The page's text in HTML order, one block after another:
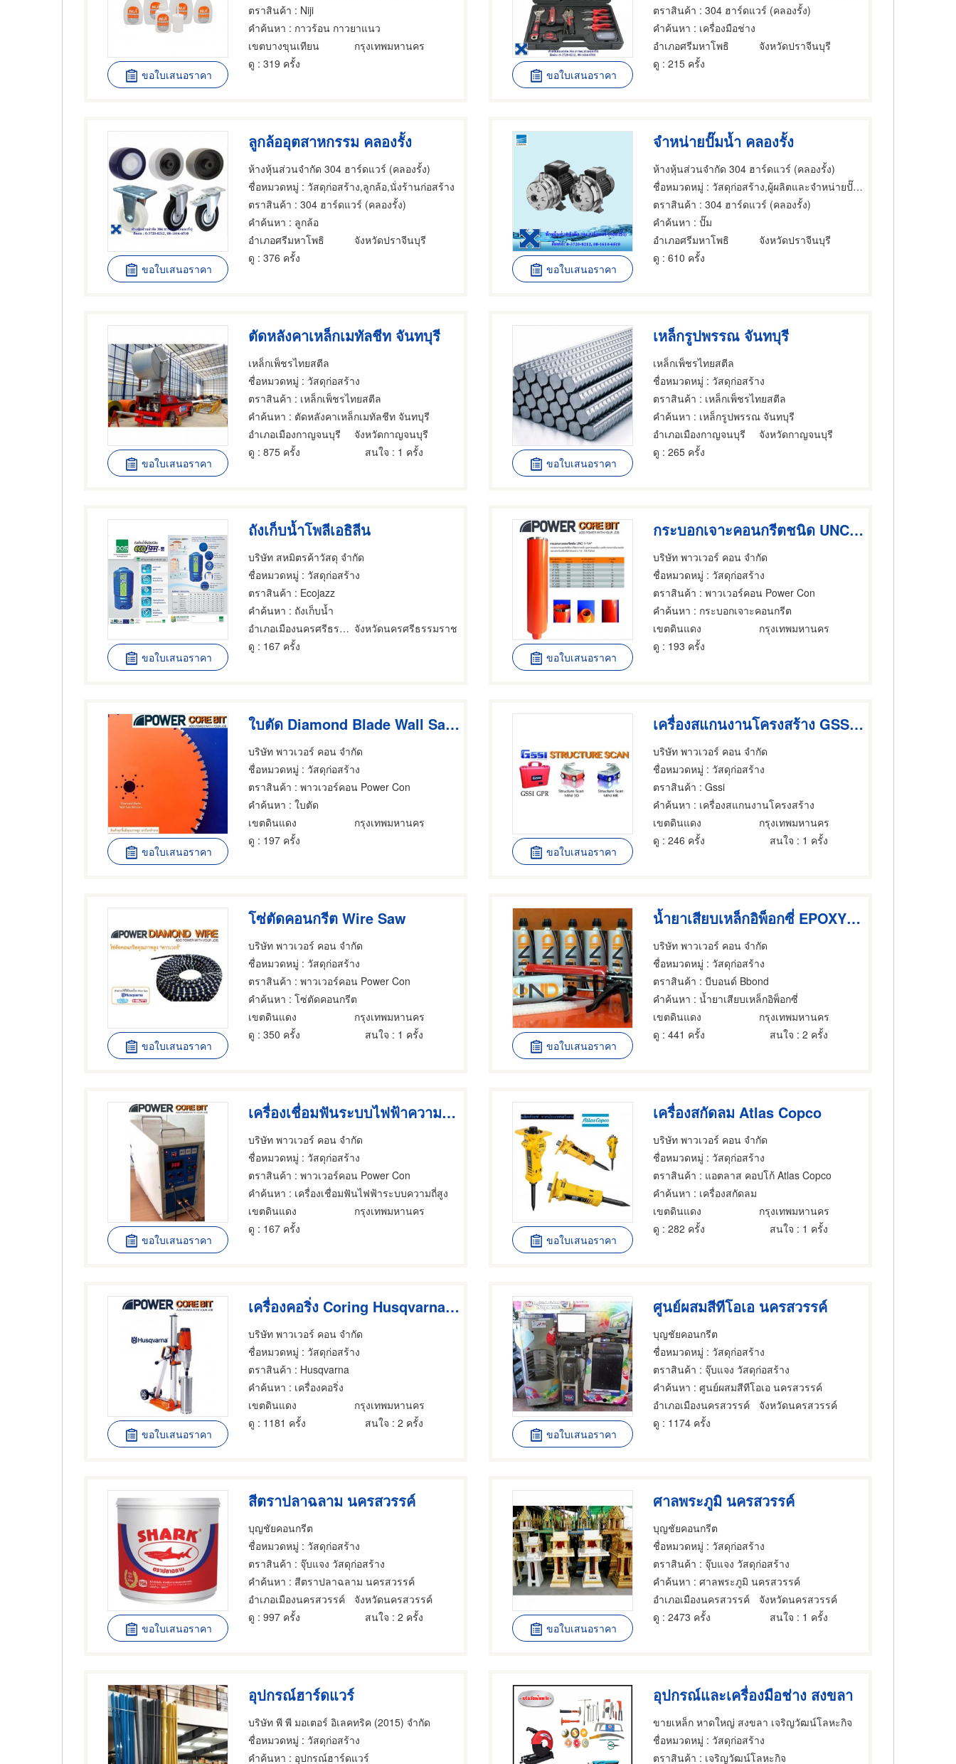
ขอใบเสนอราคา
ตราสินค้า : Niji
คำค้นหา : กาวร้อน กาวยาแนว
เขตบางขุนเทียน
กรุงเทพมหานคร
ดู : 319 ครั้ง
ขอใบเสนอราคา
ตราสินค้า : 304 ฮาร์ดแวร์ (คลองรั้ง)
คำค้นหา : เครื่องมือช่าง
อำเภอศรีมหาโพธิ
จังหวัดปราจีนบุรี
ดู : 215 ครั้ง
ขอใบเสนอราคา
ลูกล้ออุตสาหกรรม คลองรั้ง
ห้างหุ้นส่วนจำกัด 304 ฮาร์ดแวร์ (คลองรั้ง)
ชื่อหมวดหมู่ : วัสดุก่อสร้าง,ลูกล้อ,นั่งร้านก่อสร้าง
ตราสินค้า : 304 ฮาร์ดแวร์ (คลองรั้ง)
คำค้นหา : ลูกล้อ
อำเภอศรีมหาโพธิ
จังหวัดปราจีนบุรี
ดู : 376 ครั้ง
ขอใบเสนอราคา
จำหน่ายปั๊มน้ำ คลองรั้ง
ห้างหุ้นส่วนจำกัด 304 ฮาร์ดแวร์ (คลองรั้ง)
ชื่อหมวดหมู่ : วัสดุก่อสร้าง,ผู้ผลิตและจำหน่ายปั๊ม,เครื่องมือ
ตราสินค้า : 304 ฮาร์ดแวร์ (คลองรั้ง)
คำค้นหา : ปั๊ม
อำเภอศรีมหาโพธิ
จังหวัดปราจีนบุรี
ดู : 610 ครั้ง
ขอใบเสนอราคา
ตัดหลังคาเหล็กเมทัลชีท จันทบุรี
เหล็กเพ็ชรไทยสตีล
ชื่อหมวดหมู่ : วัสดุก่อสร้าง
ตราสินค้า : เหล็กเพ็ชรไทยสตีล
คำค้นหา : ตัดหลังคาเหล็กเมทัลชีท จันทบุรี
อำเภอเมืองกาญจนบุรี
จังหวัดกาญจนบุรี
ดู : 875 ครั้ง สนใจ : 1 ครั้ง
ขอใบเสนอราคา
เหล็กรูปพรรณ จันทบุรี
เหล็กเพ็ชรไทยสตีล
ชื่อหมวดหมู่ : วัสดุก่อสร้าง
ตราสินค้า : เหล็กเพ็ชรไทยสตีล
คำค้นหา : เหล็กรูปพรรณ จันทบุรี
อำเภอเมืองกาญจนบุรี
จังหวัดกาญจนบุรี
ดู : 265 ครั้ง
ขอใบเสนอราคา
ถังเก็บน้ำโพลีเอธิลีน
บริษัท สหมิตรค้าวัสดุ จำกัด
ชื่อหมวดหมู่ : วัสดุก่อสร้าง
ตราสินค้า : Ecojazz
คำค้นหา : ถังเก็บน้ำ
อำเภอเมืองนครศรีธรรมราช จังหวัดนครศรีธรรมราช
ดู : 167 ครั้ง
ขอใบเสนอราคา
กระบอกเจาะคอนกรีตชนิด UNC 1-1/4"
บริษัท พาวเวอร์ คอน จำกัด
ชื่อหมวดหมู่ : วัสดุก่อสร้าง
ตราสินค้า : พาวเวอร์คอน Power Con
คำค้นหา : กระบอกเจาะคอนกรีต
เขตดินแดง
กรุงเทพมหานคร
ดู : 193 ครั้ง
ขอใบเสนอราคา
ใบตัด Diamond Blade Wall Saw 800 mm
บริษัท พาวเวอร์ คอน จำกัด
ชื่อหมวดหมู่ : วัสดุก่อสร้าง
ตราสินค้า : พาวเวอร์คอน Power Con
คำค้นหา : ใบตัด
เขตดินแดง
กรุงเทพมหานคร
ดู : 197 ครั้ง
ขอใบเสนอราคา
เครื่องสแกนงานโครงสร้าง GSSI Structure Scan
บริษัท พาวเวอร์ คอน จำกัด
ชื่อหมวดหมู่ : วัสดุก่อสร้าง
ตราสินค้า : Gssi
คำค้นหา : เครื่องสแกนงานโครงสร้าง
เขตดินแดง
กรุงเทพมหานคร
ดู : 246 ครั้ง สนใจ : 1 ครั้ง
ขอใบเสนอราคา
โซ่ตัดคอนกรีต Wire Saw
บริษัท พาวเวอร์ คอน จำกัด
ชื่อหมวดหมู่ : วัสดุก่อสร้าง
ตราสินค้า : พาวเวอร์คอน Power Con
คำค้นหา : โซ่ตัดคอนกรีต
เขตดินแดง
กรุงเทพมหานคร
ดู : 350 ครั้ง สนใจ : 1 ครั้ง
ขอใบเสนอราคา
น้ำยาเสียบเหล็กอิพ็อกซี่ EPOXY บีบอนด์
บริษัท พาวเวอร์ คอน จำกัด
ชื่อหมวดหมู่ : วัสดุก่อสร้าง
ตราสินค้า : บีบอนด์ Bbond
คำค้นหา : น้ำยาเสียบเหล็กอิพ็อกซี่
เขตดินแดง
กรุงเทพมหานคร
ดู : 441 ครั้ง สนใจ : 2 ครั้ง
ขอใบเสนอราคา
เครื่องเชื่อมฟันระบบไฟฟ้าความถี่สูง
บริษัท พาวเวอร์ คอน จำกัด
ชื่อหมวดหมู่ : วัสดุก่อสร้าง
ตราสินค้า : พาวเวอร์คอน Power Con
คำค้นหา : เครื่องเชื่อมฟันไฟฟ้าระบบความถี่สูง
เขตดินแดง
กรุงเทพมหานคร
ดู : 167 ครั้ง
ขอใบเสนอราคา
เครื่องสกัดลม Atlas Copco
บริษัท พาวเวอร์ คอน จำกัด
ชื่อหมวดหมู่ : วัสดุก่อสร้าง
ตราสินค้า : แอตลาส คอปโก้ Atlas Copco
คำค้นหา : เครื่องสกัดลม
เขตดินแดง
กรุงเทพมหานคร
ดู : 282 ครั้ง สนใจ : 1 ครั้ง
ขอใบเสนอราคา
เครื่องคอริ่ง Coring Husqvarna DMS240
บริษัท พาวเวอร์ คอน จำกัด
ชื่อหมวดหมู่ : วัสดุก่อสร้าง
ตราสินค้า : Husqvarna
คำค้นหา : เครื่องคอริ่ง
เขตดินแดง
กรุงเทพมหานคร
ดู : 1181 ครั้ง สนใจ : 2 ครั้ง
ขอใบเสนอราคา
ศูนย์ผสมสีทีโอเอ นครสวรรค์
บุญชัยคอนกรีต
ชื่อหมวดหมู่ : วัสดุก่อสร้าง
ตราสินค้า : จุ๊บแจง วัสดุก่อสร้าง
คำค้นหา : ศูนย์ผสมสีทีโอเอ นครสวรรค์
อำเภอเมืองนครสวรรค์
จังหวัดนครสวรรค์
ดู : 1174 ครั้ง
ขอใบเสนอราคา
สีตราปลาฉลาม นครสวรรค์
บุญชัยคอนกรีต
ชื่อหมวดหมู่ : วัสดุก่อสร้าง
ตราสินค้า : จุ๊บแจง วัสดุก่อสร้าง
คำค้นหา : สีตราปลาฉลาม นครสวรรค์
อำเภอเมืองนครสวรรค์
จังหวัดนครสวรรค์
ดู : 997 ครั้ง สนใจ : 2 ครั้ง
ขอใบเสนอราคา
ศาลพระภูมิ นครสวรรค์
บุญชัยคอนกรีต
ชื่อหมวดหมู่ : วัสดุก่อสร้าง
ตราสินค้า : จุ๊บแจง วัสดุก่อสร้าง
คำค้นหา : ศาลพระภูมิ นครสวรรค์
อำเภอเมืองนครสวรรค์
จังหวัดนครสวรรค์
ดู : 2473 ครั้ง สนใจ : 1 ครั้ง
อุปกรณ์ฮาร์ดแวร์
บริษัท พี พี มอเตอร์ อิเลคทริค (2015) จำกัด
ชื่อหมวดหมู่ : วัสดุก่อสร้าง
คำค้นหา : อุปกรณ์ฮาร์ดแวร์
อุปกรณ์และเครื่องมือช่าง สงขลา
ขายเหล็ก หาดใหญ่ สงขลา เจริญวัฒน์โลหะกิจ
ชื่อหมวดหมู่ : วัสดุก่อสร้าง
ตราสินค้า : เจริญวัฒน์โลหะกิจ